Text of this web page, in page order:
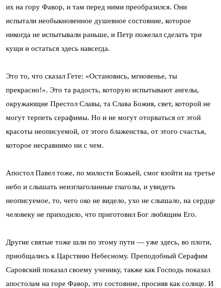
их на гору Фавор, и там перед ними преобразился. Они
испытали необыкновенное душевное состояние, которое
никогда не испытывали раньше, и Петр пожелал сделать три
кущи и остаться здесь навсегда.
Это то, что сказал Гете: «Остановись, мгновенье, ты
прекрасно!». Это та радость, которую испытывают ангелы,
окружающие Престол Славы, та Слава Божия, свет, которой не
могут терпеть серафимы. Но и не могут оторваться от этой
красоты неописуемой, от этого блаженства, от этого счастья,
которое несравнимо ни с чем.
Апостол Павел тоже, по милости Божьей, смог взойти на третье
небо и слышать неизглаголанные глаголы, и увидеть
неописуемое, то, чего око не видело, ухо не слышало, на сердце
человеку не приходило, что приготовил Бог любящим Его.
Другие святые тоже шли по этому пути — уже здесь, во плоти,
приобщались к Царствию Небесному. Преподобный Серафим
Саровский показал своему ученику, также как Господь показал
апостолам на горе Фавор, это состояние, просияв как солнце. И